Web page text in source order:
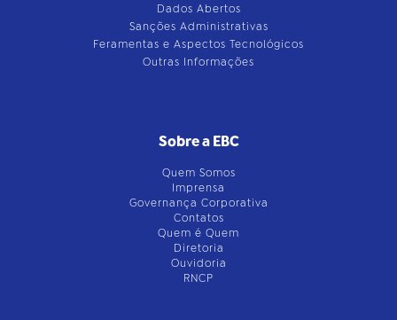
Dados Abertos
Sanções Administrativas
Feramentas e Aspectos Tecnológicos
Outras Informações
Sobre a EBC
Quem Somos
Imprensa
Governança Corporativa
Contatos
Quem é Quem
Diretoria
Ouvidoria
RNCP